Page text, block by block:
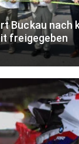
Buckau nach
freigegeben